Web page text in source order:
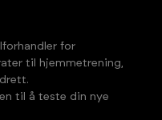
for
til hjemmetrening,
til å teste din nye